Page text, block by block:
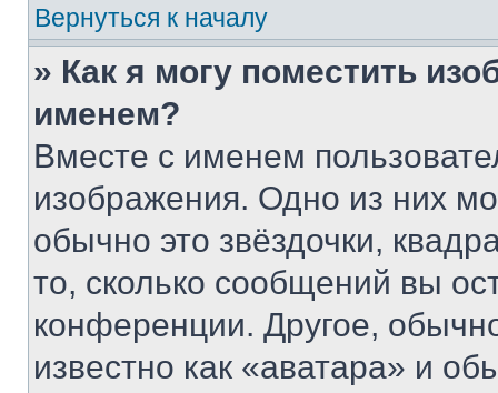
Вернуться к началу
» Как я могу поместить
именем?
Вместе с именем
изображения. Одно из них
обычно это звёздочки,
то, сколько сообщений вы
конференции. Другое,
известно как «аватара» и